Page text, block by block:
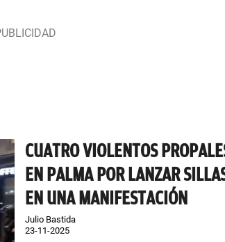
CUATRO VIOLENTOS
EN PALMA POR LANZAR
EN UNA MANIFESTACIÓN
Julio Bastida
23-11-2025